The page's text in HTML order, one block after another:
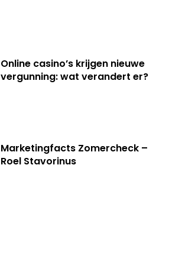
Online casino’s krijgen nieuwe
vergunning: wat verandert er?
Marketingfacts Zomercheck –
Roel Stavorinus